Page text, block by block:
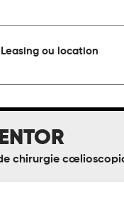
Achat Leasing ou location
chirurgie